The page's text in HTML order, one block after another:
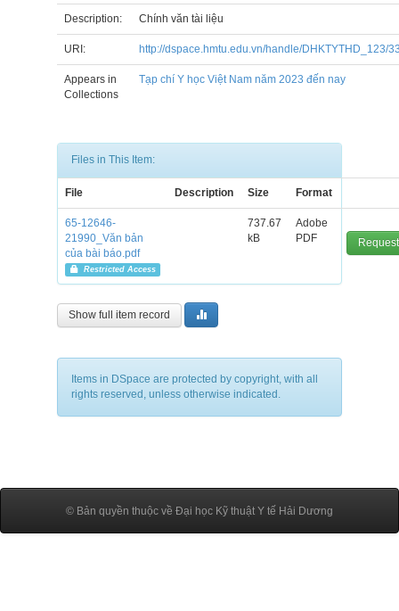
Description: Chính văn tài liệu
URI: http://dspace.hmtu.edu.vn/handle/DHKTYTHD_123/
Appears in
Collections
Tạp chí Y học Việt Nam năm 2023 đến nay
Files in This Item:
File Description Size Format
65-12646-
21990_Văn bản
của bài báo.pdf
Restricted Access
737.67
kB
Adobe
PDF
Show full item record
Items in DSpace are protected by copyright, with all
rights reserved, unless otherwise indicated.
© Bản quyền thuộc về Đại học Kỹ thuật Y tế Hải Dương